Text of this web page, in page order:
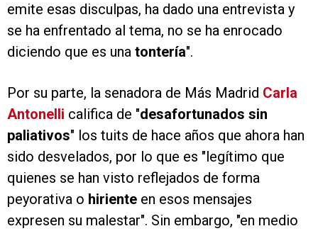
emite esas disculpas, ha dado una entrevista y
se ha enfrentado al tema, no se ha enrocado
diciendo que es una tontería".
Por su parte, la senadora de Más Madrid Carla
Antonelli califica de "desafortunados sin
paliativos" los tuits de hace años que ahora han
sido desvelados, por lo que es "legítimo que
quienes se han visto reflejados de forma
peyorativa o hiriente en esos mensajes
expresen su malestar". Sin embargo, "en medio